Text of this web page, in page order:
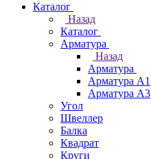
Каталог
Назад
Каталог
Арматура
Назад
Арматура
Арматура А1
Арматура А3
Угол
Швеллер
Балка
Квадрат
Круги